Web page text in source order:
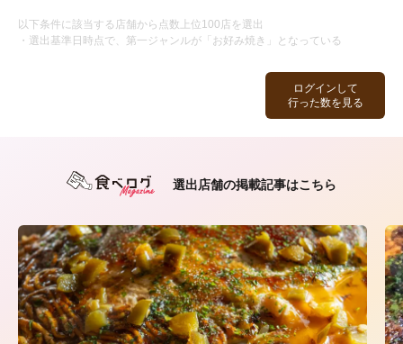
ログインして
行った数を見る
以下条件に該当する店舗から点数上位100店を選出
・選出基準日時点で、第一ジャンルが「お好み焼き」となっている
選出店舗の掲載記事はこちら